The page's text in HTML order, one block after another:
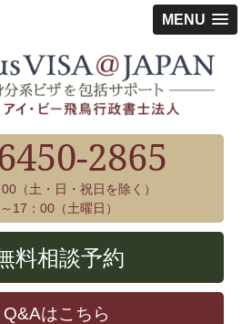
MENU
2865
（土・日・祝日を除く）
17：00（土曜日）
料相談予約
Q&Aはこちら